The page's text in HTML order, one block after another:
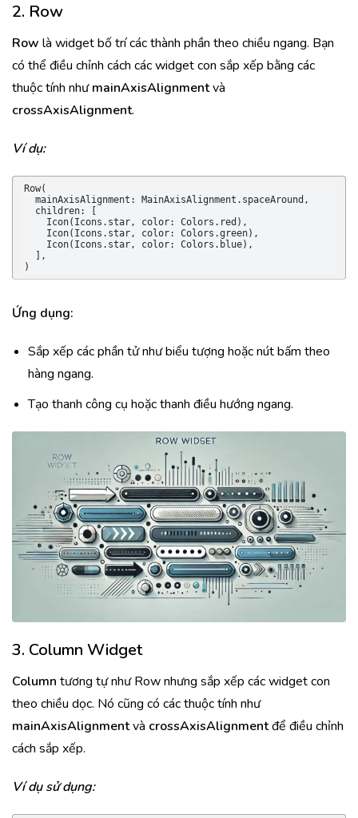
2. Row
Row là widget bố trí các thành phần theo chiều ngang. Bạn
có thể điều chỉnh cách các widget con sắp xếp bằng các
thuộc tính nhưmainAxisAlignmentvà
crossAxisAlignment.
Ví dụ:
Row(
)
Ứng dụng:
Sắp xếp các phần tử như biểu tượng hoặc nút bấm theo
hàng ngang.
Tạo thanh công cụ hoặc thanh điều hướng ngang.
3. Column Widget
Column tương tự như Row nhưng sắp xếp các widget con
theo chiều dọc. Nó cũng có các thuộc tính như
mainAxisAlignmentvà crossAxisAlignmentđể điều chỉnh
cách sắp xếp.
Ví dụ sử dụng: